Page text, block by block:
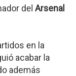
del Arsenal
en la
acabar la
además